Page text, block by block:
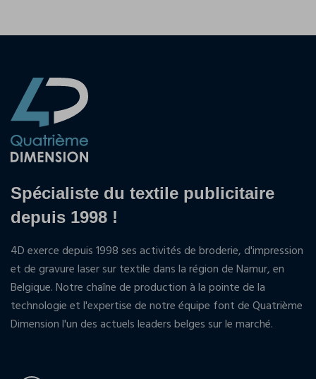
Spécialiste du textile publicitaire
depuis 1998 !
4D exerce depuis 1998 ses activités de broderie, d'impression
et de gravure laser sur textile dans la région de Namur, en
Belgique. Notre chaîne de production à la pointe de la
technologie et l'expertise de notre équipe font de Quatrième
Dimension l'un des actuels leaders belges sur le marché.